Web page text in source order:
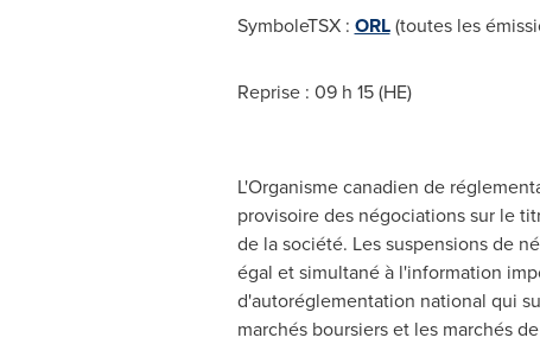
SymboleTSX : ORL(toutes les
Reprise : 09 h 15 (HE)
L'Organisme canadien de
provisoire des négociations sur le
de la société. Les suspensions de
égal et simultané à l'information
d'autoréglementation national qui
marchés boursiers et les marchés